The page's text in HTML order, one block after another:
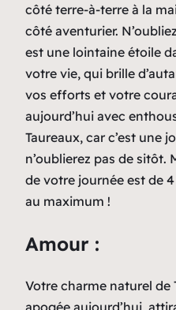
côté terre-à-terre à la
côté aventurier.
est une lointaine étoile
votre vie, qui brille
vos efforts et votre
aujourd’hui avec
Taureaux, car c’est une
n’oublierez pas de sitôt.
de votre journée est de
au maximum !
Amour :
Votre charme naturel de
apogée aujourd’hui,